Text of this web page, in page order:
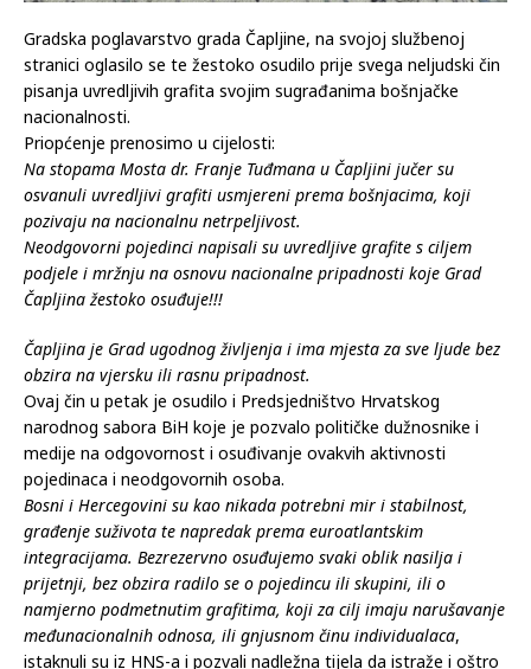
Gradska poglavarstvo grada Čapljine, na svojoj službenoj
stranici oglasilo se te žestoko osudilo prije svega neljudski čin
pisanja uvredljivih grafita svojim sugrađanima bošnjačke
nacionalnosti.
Priopćenje prenosimo u cijelosti:
Na stopama Mosta dr. Franje Tuđmana u Čapljini jučer su
osvanuli uvredljivi grafiti usmjereni prema bošnjacima, koji
pozivaju na nacionalnu netrpeljivost.
Neodgovorni pojedinci napisali su uvredljive grafite s ciljem
podjele i mržnju na osnovu nacionalne pripadnosti koje Grad
Čapljina žestoko osuđuje!!!
Čapljina je Grad ugodnog življenja i ima mjesta za sve ljude bez
obzira na vjersku ili rasnu pripadnost.
Ovaj čin u petak je osudilo i Predsjedništvo Hrvatskog
narodnog sabora BiH koje je pozvalo političke dužnosnike i
medije na odgovornost i osuđivanje ovakvih aktivnosti
pojedinaca i neodgovornih osoba.
Bosni i Hercegovini su kao nikada potrebni mir i stabilnost,
građenje suživota te napredak prema euroatlantskim
integracijama. Bezrezervno osuđujemo svaki oblik nasilja i
prijetnji, bez obzira radilo se o pojedincu ili skupini, ili o
namjerno podmetnutim grafitima, koji za cilj imaju narušavanje
međunacionalnih odnosa, ili gnjusnom činu individualaca,
istaknuli su iz HNS-a i pozvali nadležna tijela da istraže i oštro